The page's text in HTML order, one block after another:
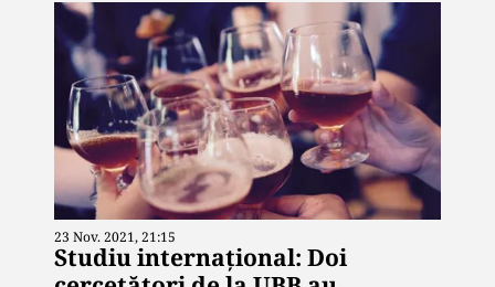
23 Nov. 2021, 21:15
Studiu internațional: Doi